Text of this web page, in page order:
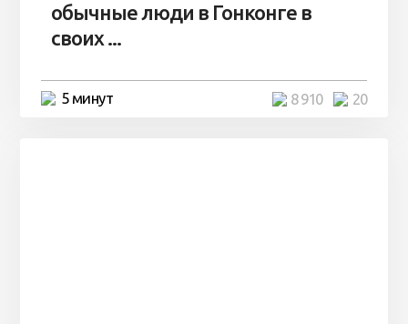
обычные люди в Гонконге в
своих ...
5 минут 20
8 910